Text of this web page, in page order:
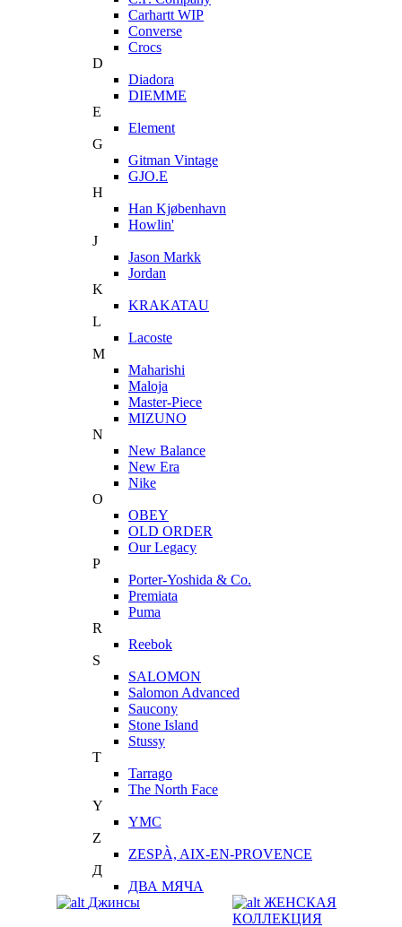
Carhartt WIP
Converse
Crocs
D
Diadora
DIEMME
E
Element
G
Gitman Vintage
GJO.E
H
Han Kjøbenhavn
Howlin'
J
Jason Markk
Jordan
K
KRAKATAU
L
Lacoste
M
Maharishi
Maloja
Master-Piece
MIZUNO
N
New Balance
New Era
Nike
O
OBEY
OLD ORDER
Our Legacy
P
Porter-Yoshida & Co.
Premiata
Puma
R
Reebok
S
SALOMON
Salomon Advanced
Saucony
Stone Island
Stussy
T
Tarrago
The North Face
Y
YMC
Z
ZESPÀ, AIX-EN-PROVENCE
Д
ДВА МЯЧА
Джинсы
ЖЕНСКАЯ
КОЛЛЕКЦИЯ